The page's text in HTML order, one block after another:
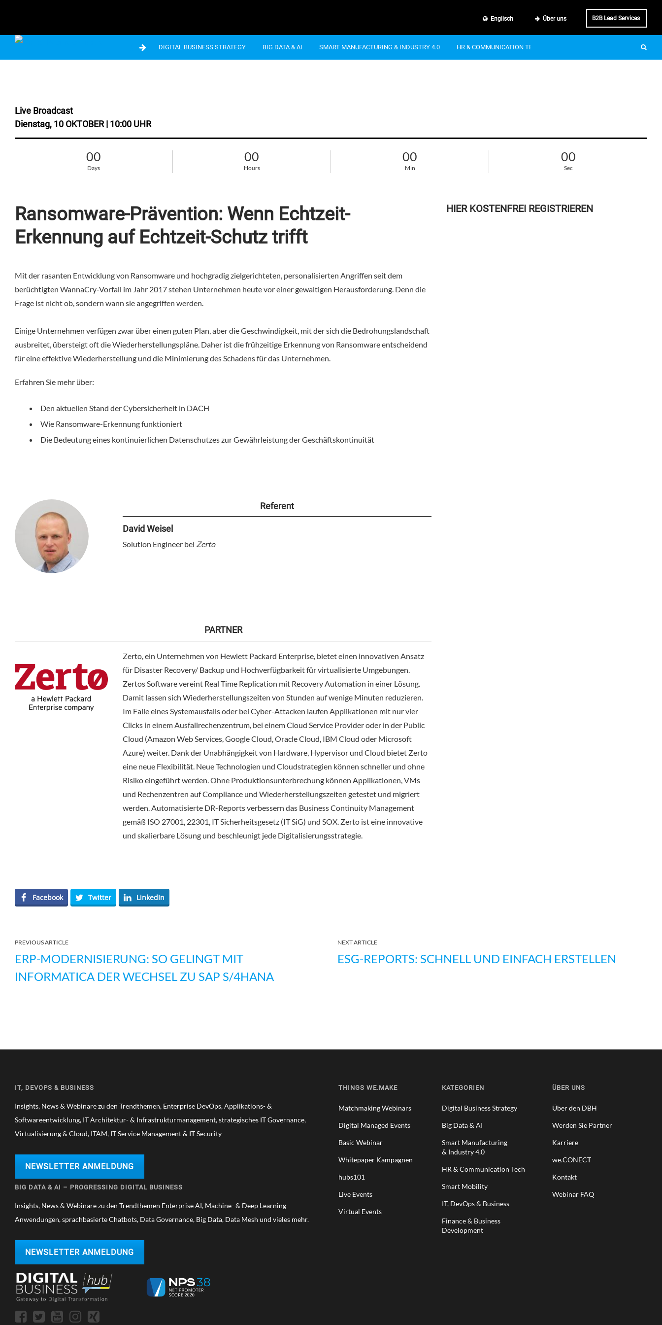
Englisch Über uns B2B Lead Services
DIGITAL BUSINESS STRATEGY BIG DATA & AI SMART MANUFACTURING & INDUSTRY 4.0 HR & COMMUNICATION TECH IT &
Live Broadcast
Dienstag, 10 OKTOBER | 10:00 UHR
00
Days
00
Hours
00
Min
00
Sec
Ransomware-Prävention: Wenn Echtzeit-
Erkennung auf Echtzeit-Schutz trifft
Mit der rasanten Entwicklung von Ransomware und hochgradig zielgerichteten, personalisierten Angriffen seit dem
berüchtigten WannaCry-Vorfall im Jahr 2017 stehen Unternehmen heute vor einer gewaltigen Herausforderung. Denn die
Frage ist nicht ob, sondern wann sie angegriffen werden.
Einige Unternehmen verfügen zwar über einen guten Plan, aber die Geschwindigkeit, mit der sich die Bedrohungslandschaft
ausbreitet, übersteigt oft die Wiederherstellungspläne. Daher ist die frühzeitige Erkennung von Ransomware entscheidend
für eine effektive Wiederherstellung und die Minimierung des Schadens für das Unternehmen.
Erfahren Sie mehr über:
Den aktuellen Stand der Cybersicherheit in DACH
Wie Ransomware-Erkennung funktioniert
Die Bedeutung eines kontinuierlichen Datenschutzes zur Gewährleistung der Geschäftskontinuität
Referent
David Weisel
Solution Engineer bei Zerto
PARTNER
Zerto, ein Unternehmen von Hewlett Packard Enterprise, bietet einen innovativen Ansatz
für Disaster Recovery/ Backup und Hochverfügbarkeit für virtualisierte Umgebungen.
Zertos Software vereint Real Time Replication mit Recovery Automation in einer Lösung.
Damit lassen sich Wiederherstellungszeiten von Stunden auf wenige Minuten reduzieren.
Im Falle eines Systemausfalls oder bei Cyber-Attacken laufen Applikationen mit nur vier
Clicks in einem Ausfallrechenzentrum, bei einem Cloud Service Provider oder in der Public
Cloud (Amazon Web Services, Google Cloud, Oracle Cloud, IBM Cloud oder Microsoft
Azure) weiter. Dank der Unabhängigkeit von Hardware, Hypervisor und Cloud bietet Zerto
eine neue Flexibilität. Neue Technologien und Cloudstrategien können schneller und ohne
Risiko eingeführt werden. Ohne Produktionsunterbrechung können Applikationen, VMs
und Rechenzentren auf Compliance und Wiederherstellungszeiten getestet und migriert
werden. Automatisierte DR-Reports verbessern das Business Continuity Management
gemäß ISO 27001, 22301, IT Sicherheitsgesetz (IT SiG) und SOX. Zerto ist eine innovative
und skalierbare Lösung und beschleunigt jede Digitalisierungsstrategie.
HIER KOSTENFREI REGISTRIEREN
Facebook Twitter LinkedIn
PREVIOUS ARTICLE
ERP-MODERNISIERUNG: SO GELINGT MIT
INFORMATICA DER WECHSEL ZU SAP S/4HANA
NEXT ARTICLE
ESG-REPORTS: SCHNELL UND EINFACH ERSTELLEN
IT, DEVOPS & BUSINESS
Insights, News & Webinare zu den Trendthemen, Enterprise DevOps, Applikations- &
Softwareentwicklung, IT Architektur- & Infrastrukturmanagement, strategisches IT Governance,
Virtualisierung & Cloud, ITAM, IT Service Management & IT Security
NEWSLETTER ANMELDUNG
BIG DATA & AI – PROGRESSING DIGITAL BUSINESS
Insights, News & Webinare zu den Trendthemen Enterprise AI, Machine- & Deep Learning
Anwendungen, sprachbasierte Chatbots, Data Governance, Big Data, Data Mesh und vieles mehr.
NEWSLETTER ANMELDUNG
THINGS WE.MAKE
Matchmaking Webinars
Digital Managed Events
Basic Webinar
Whitepaper Kampagnen
hubs101
Live Events
Virtual Events
KATEGORIEN
Digital Business Strategy
Big Data & AI
Smart Manufacturing
& Industry 4.0
HR & Communication Tech
Smart Mobility
IT, DevOps & Business
Finance & Business
Development
ÜBER UNS
Über den DBH
Werden Sie Partner
Karriere
we.CONECT
Kontakt
Webinar FAQ